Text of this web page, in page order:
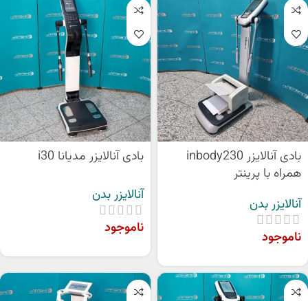
بادی آنالایزر inbody230
همراه با پرینتر
آنالایزر بدن
ناموجود
بادی آنالایزر مدیانا i30
آنالایزر بدن
ناموجود